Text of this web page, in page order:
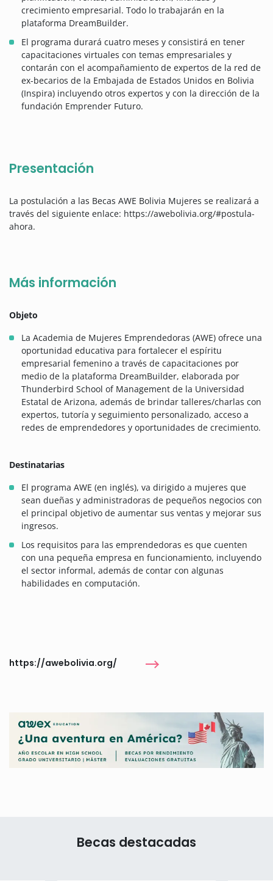
crecimiento empresarial. Todo lo trabajarán en la
plataforma DreamBuilder.
El programa durará cuatro meses y consistirá en tener
capacitaciones virtuales con temas empresariales y
contarán con el acompañamiento de expertos de la red de
ex-becarios de la Embajada de Estados Unidos en Bolivia
(Inspira) incluyendo otros expertos y con la dirección de la
fundación Emprender Futuro.
Presentación
La postulación a las Becas AWE Bolivia Mujeres se realizará a
través del siguiente enlace: https://awebolivia.org/#postula-
ahora.
Más información
Objeto
La Academia de Mujeres Emprendedoras (AWE) ofrece una
oportunidad educativa para fortalecer el espíritu
empresarial femenino a través de capacitaciones por
medio de la plataforma DreamBuilder, elaborada por
Thunderbird School of Management de la Universidad
Estatal de Arizona, además de brindar talleres/charlas con
expertos, tutoría y seguimiento personalizado, acceso a
redes de emprendedores y oportunidades de crecimiento.
Destinatarias
El programa AWE (en inglés), va dirigido a mujeres que
sean dueñas y administradoras de pequeños negocios con
el principal objetivo de aumentar sus ventas y mejorar sus
ingresos.
Los requisitos para las emprendedoras es que cuenten
con una pequeña empresa en funcionamiento, incluyendo
el sector informal, además de contar con algunas
habilidades en computación.
https://awebolivia.org/
Becas destacadas